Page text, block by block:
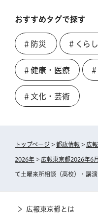
おすすめタグで探す
＃防災 ＃くら
＃健康・医療
＃文化・芸術
トップページ > 都政情報 > 広報
2026年 > 広報東京都2026年6
て土曜来所相談（高校）・講
広報東京都とは